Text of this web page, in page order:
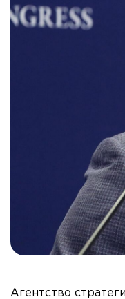
Агентство